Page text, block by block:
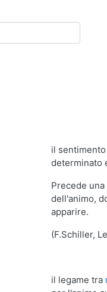
il
determinato
Precede
dell'animo,
apparire.
(F.Schiller,
il legame tra